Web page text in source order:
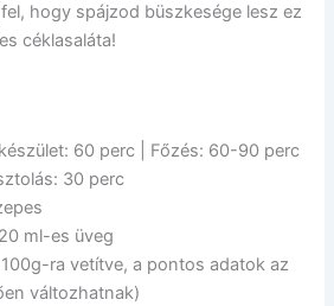
hogy spájzod büszkesége lesz ez
céklasaláta!
60 perc | Főzés: 60-90 perc
30 perc
ml-es üveg
ra vetítve, a pontos adatok az
változhatnak)